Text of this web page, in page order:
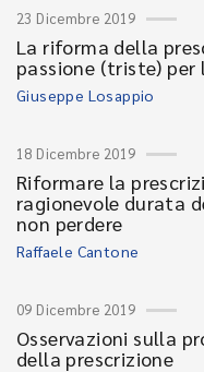
23 Dicembre 2019
La riforma della
passione (triste) per
Giuseppe Losappio
18 Dicembre 2019
Riformare la
ragionevole durata
non perdere
Raffaele Cantone
09 Dicembre 2019
Osservazioni sulla
della prescrizione